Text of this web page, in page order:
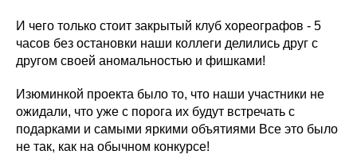
И чего только стоит закрытый клуб хореографов - 5
часов без остановки наши коллеги делились друг с
другом своей аномальностью и фишками!
Изюминкой проекта было то, что наши участники не
ожидали, что уже с порога их будут встречать с
подарками и самыми яркими объятиями Все это было
не так, как на обычном конкурсе!